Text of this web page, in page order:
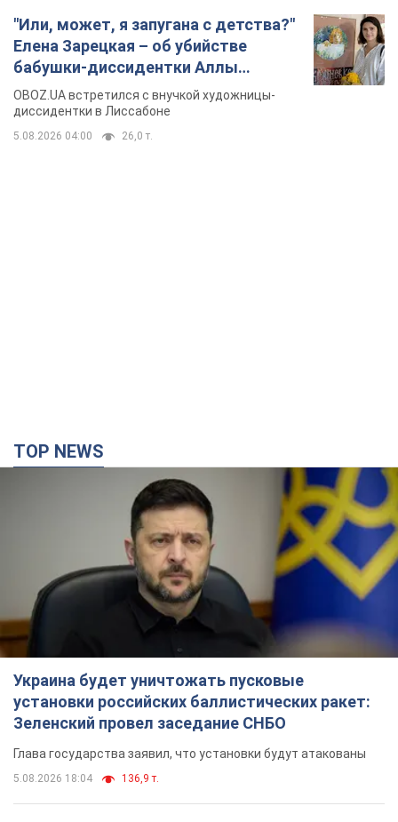
"Или, может, я запугана с детства?"
Елена Зарецкая – об убийстве
бабушки-диссидентки Аллы
Горской, критике сына Стуса и
бегстве в Португалию с пятью
детьми
OBOZ.UA встретился с внучкой художницы-
диссидентки в Лиссабоне
5.08.2026 04:00 26,0 т.
TOP NEWS
Украина будет уничтожать пусковые
установки российских баллистических ракет:
Зеленский провел заседание СНБО
Глава государства заявил, что установки будут атакованы
5.08.2026 18:04 136,9 т.